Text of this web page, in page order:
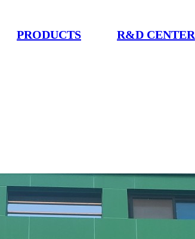
PRODUCTS R&D CENTER